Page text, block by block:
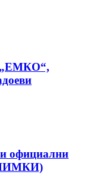
„ЕМКО“,
официални